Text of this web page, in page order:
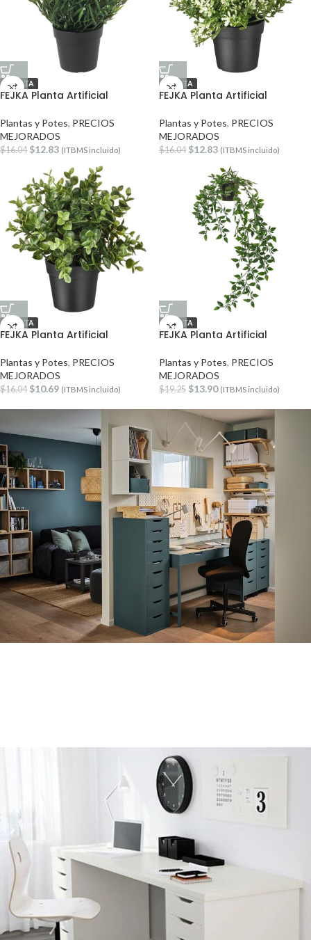
OFERTA
FEJKA Planta Artificial
Plantas y Potes, PRECIOS
MEJORADOS
$16.04 $12.83 (ITBMS incluido)
OFERTA
FEJKA Planta Artificial
Plantas y Potes, PRECIOS
MEJORADOS
$16.04 $12.83 (ITBMS incluido)
OFERTA
FEJKA Planta Artificial
Plantas y Potes, PRECIOS
MEJORADOS
$16.04 $10.69 (ITBMS incluido)
OFERTA
FEJKA Planta Artificial
Plantas y Potes, PRECIOS
MEJORADOS
$19.25 $13.90 (ITBMS incluido)